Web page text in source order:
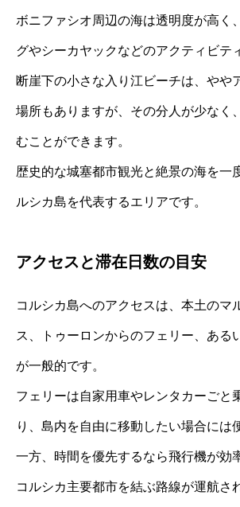
ボニファシオ周辺の海は透明度が高く
グやシーカヤックなどのアクティビテ
断崖下の小さな入り江ビーチは、やや
場所もありますが、その分人が少なく
むことができます。
歴史的な城塞都市観光と絶景の海を一
ルシカ島を代表するエリアです。
アクセスと滞在日数の目安
コルシカ島へのアクセスは、本土のマ
ス、トゥーロンからのフェリー、ある
が一般的です。
フェリーは自家用車やレンタカーごと
り、島内を自由に移動したい場合には
一方、時間を優先するなら飛行機が効
コルシカ主要都市を結ぶ路線が運航さ